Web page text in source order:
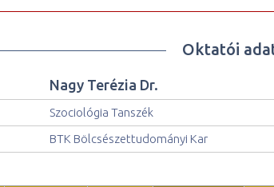
Oktatói
Nagy Terézia Dr.
Szociológia Tanszék
BTK Bölcsészettudományi Kar